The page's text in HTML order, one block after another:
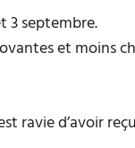
3 septembre.
et moins
ravie d’avoir